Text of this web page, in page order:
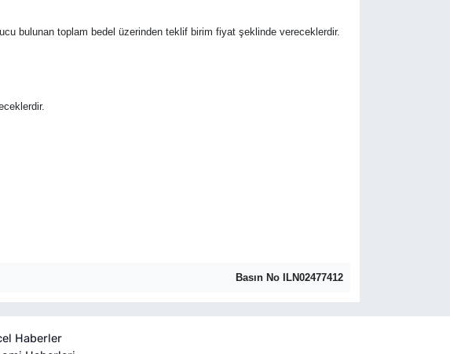
bulunan toplam bedel üzerinden teklif birim fiyat şeklinde vereceklerdir.
Basın No ILN02477412
Haberler